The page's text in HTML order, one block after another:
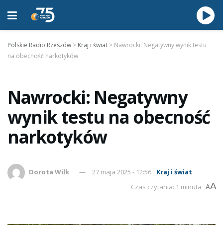
Polskie Radio Rzeszów > Kraj i świat > Nawrocki: Negatywny wynik testu
na obecność narkotyków
Nawrocki: Negatywny
wynik testu na obecność
narkotyków
Dorota Wilk 27 maja 2025 - 12:56
Kraj i świat
Czas czytania: 1 minuta AA